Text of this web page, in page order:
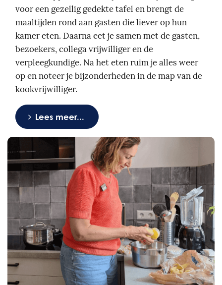
voor een gezellig gedekte tafel en brengt de
maaltijden rond aan gasten die liever op hun
kamer eten. Daarna eet je samen met de gasten,
bezoekers, collega vrijwilliger en de
verpleegkundige. Na het eten ruim je alles weer
op en noteer je bijzonderheden in de map van de
kookvrijwilliger.
Lees meer...